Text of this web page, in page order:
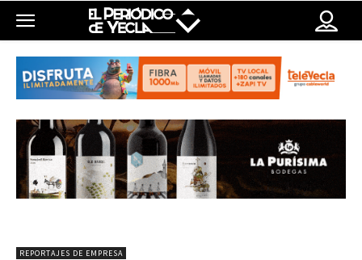
REPORTAJES DE EMPRESA